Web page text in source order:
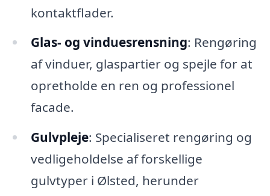
kontaktflader.
Glas- og vinduesrensning: Rengøring
af vinduer, glaspartier og spejle for at
opretholde en ren og professionel
facade.
Gulvpleje: Specialiseret rengøring og
vedligeholdelse af forskellige
gulvtyper i Ølsted, herunder